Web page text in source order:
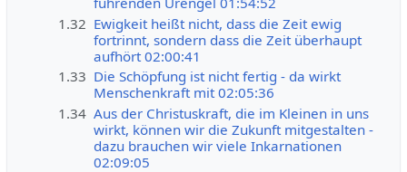
1.32 Ewigkeit heißt nicht, dass die Zeit ewig
fortrinnt, sondern dass die Zeit überhaupt
aufhört 02:00:41
1.33 Die Schöpfung ist nicht fertig - da wirkt
Menschenkraft mit 02:05:36
1.34 Aus der Christuskraft, die im Kleinen in uns
wirkt, können wir die Zukunft mitgestalten -
dazu brauchen wir viele Inkarnationen
02:09:05